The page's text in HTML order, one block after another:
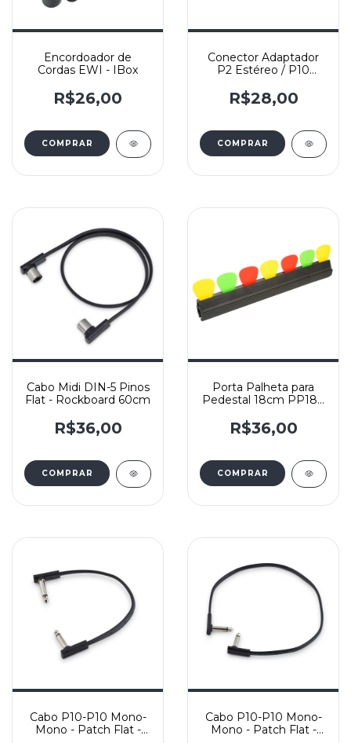
Encordoador de
Cordas EWI - IBox
R$26,00
Conector Adaptador
P2 Estéreo / P10
VM - Santo Angelo
R$28,00
Cabo Midi DIN-5 Pinos
Flat - Rockboard 60cm
R$36,00
Porta Palheta para
Pedestal 18cm PP18 -
R$36,00
Cabo P10-P10 Mono-
Mono - Patch Flat -
Cabo P10-P10 Mono-
Mono - Patch Flat -